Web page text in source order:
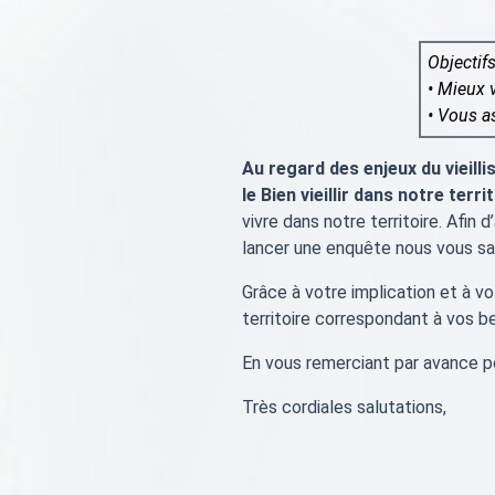
• Mieux
• Vous
Au regard des enjeux du
le Bien vieillir dans notre
vivre dans notre territoire. Afin
lancer une enquête nous vous
Grâce à votre implication et à
territoire correspondant à vos
En vous remerciant par avance
Très cordiales salutations,